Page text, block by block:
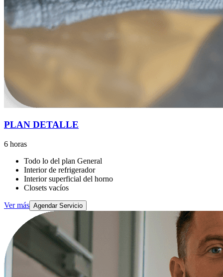
PLAN DETALLE
6 horas
Todo lo del plan General
Interior de refrigerador
Interior superficial del horno
Closets vacíos
Ver más Agendar Servicio